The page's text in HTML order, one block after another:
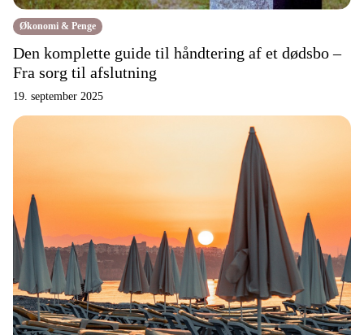
Økonomi & Penge
Den komplette guide til håndtering af et dødsbo –
Fra sorg til afslutning
19. september 2025